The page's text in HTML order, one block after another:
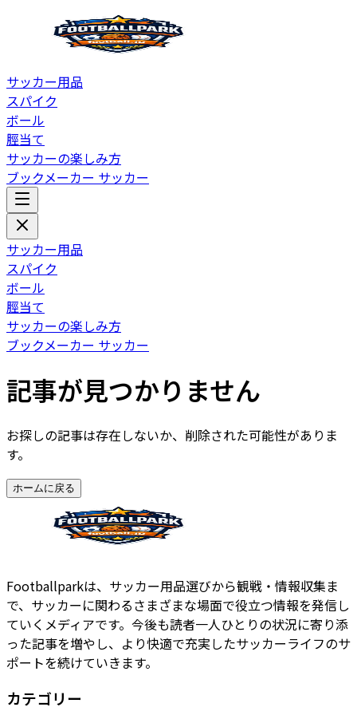
サッカー用品
スパイク
ボール
脛当て
サッカーの楽しみ方
ブックメーカー サッカー
サッカー用品
スパイク
ボール
脛当て
サッカーの楽しみ方
ブックメーカー サッカー
記事が見つかりません
お探しの記事は存在しないか、削除された可能性がありま
す。
ホームに戻る
Footballparkは、サッカー用品選びから観戦・情報収集ま
で、サッカーに関わるさまざまな場面で役立つ情報を発信し
ていくメディアです。今後も読者一人ひとりの状況に寄り添
った記事を増やし、より快適で充実したサッカーライフのサ
ポートを続けていきます。
カテゴリー